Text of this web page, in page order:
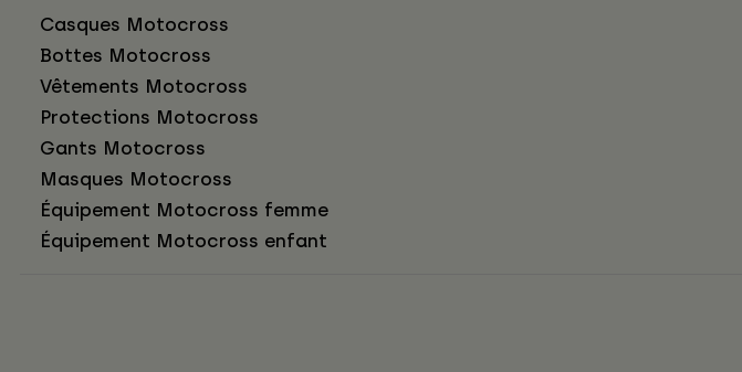
Casques Motocross
Bottes Motocross
Vêtements Motocross
Protections Motocross
Gants Motocross
Masques Motocross
Équipement Motocross femme
Équipement Motocross enfant